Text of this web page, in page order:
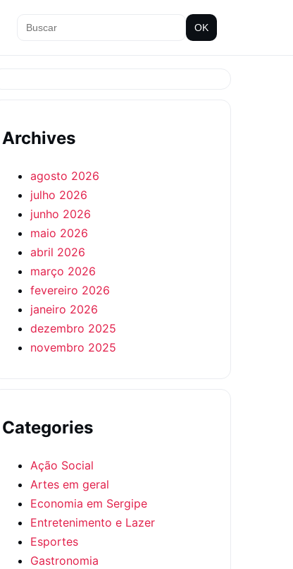
OK
Archives
agosto 2026
julho 2026
junho 2026
maio 2026
abril 2026
março 2026
fevereiro 2026
janeiro 2026
dezembro 2025
novembro 2025
Categories
Ação Social
Artes em geral
Economia em Sergipe
Entretenimento e Lazer
Esportes
Gastronomia